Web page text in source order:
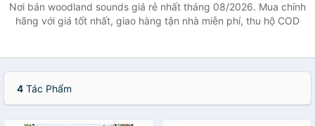
Nơi bán woodland sounds giá rẻ nhất tháng 08/2026. Mua chính
hãng với giá tốt nhất, giao hàng tận nhà miễn phí, thu hộ COD
4 Tác Phẩm